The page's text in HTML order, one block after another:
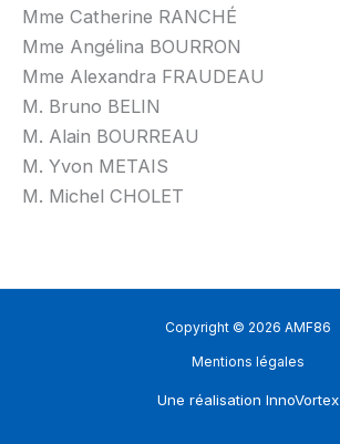
Mme Catherine RANCHÉ
Mme Angélina BOURRON
Mme Alexandra FRAUDEAU
M. Bruno BELIN
M. Alain BOURREAU
M. Yvon METAIS
M. Michel CHOLET
Copyright © 2026 AMF86
Mentions légales
Une réalisation InnoVortex